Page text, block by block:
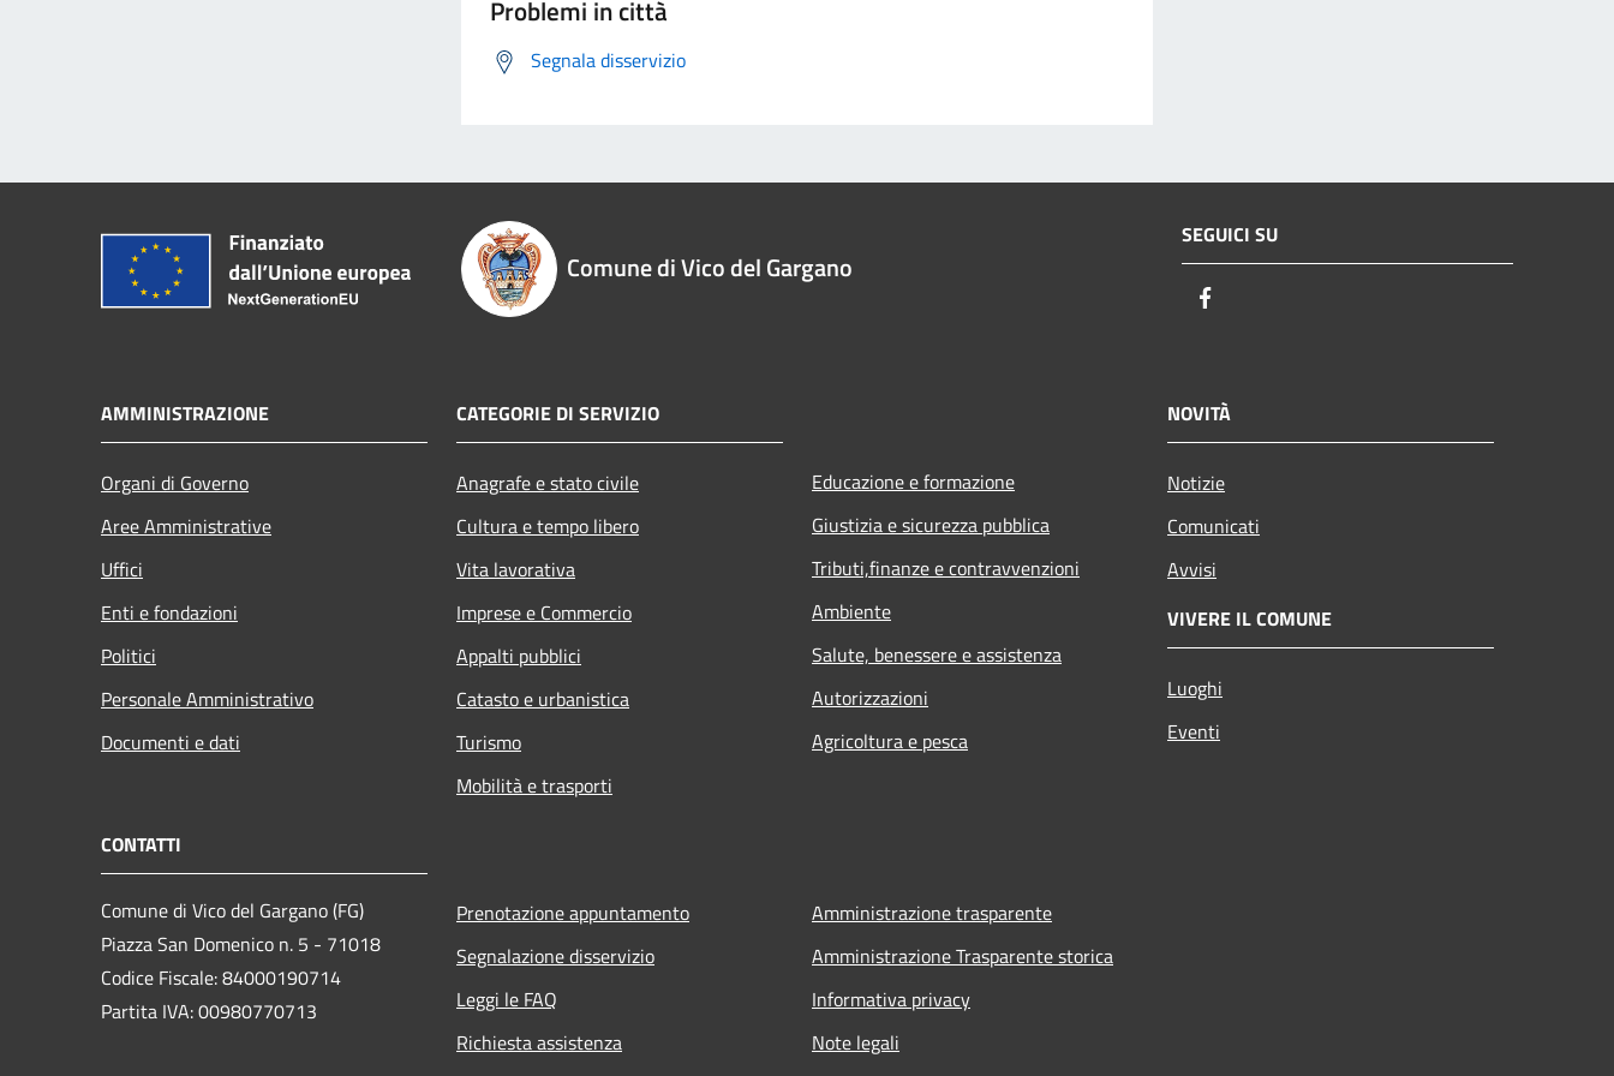
Problemi in città
Segnala disservizio
Comune di Vico del Gargano
SEGUICI SU
AMMINISTRAZIONE
Organi di Governo
Aree Amministrative
Uffici
Enti e fondazioni
Politici
Personale Amministrativo
Documenti e dati
CATEGORIE DI SERVIZIO
Anagrafe e stato civile
Cultura e tempo libero
Vita lavorativa
Imprese e Commercio
Appalti pubblici
Catasto e urbanistica
Turismo
Mobilità e trasporti
Educazione e formazione
Giustizia e sicurezza pubblica
Tributi,finanze e contravvenzioni
Ambiente
Salute, benessere e assistenza
Autorizzazioni
Agricoltura e pesca
NOVITÀ
Notizie
Comunicati
Avvisi
VIVERE IL COMUNE
Luoghi
Eventi
CONTATTI
Comune di Vico del Gargano (FG)
Piazza San Domenico n. 5 - 71018
Codice Fiscale: 84000190714
Partita IVA: 00980770713
Prenotazione appuntamento
Segnalazione disservizio
Leggi le FAQ
Richiesta assistenza
Amministrazione trasparente
Amministrazione Trasparente storica
Informativa privacy
Note legali